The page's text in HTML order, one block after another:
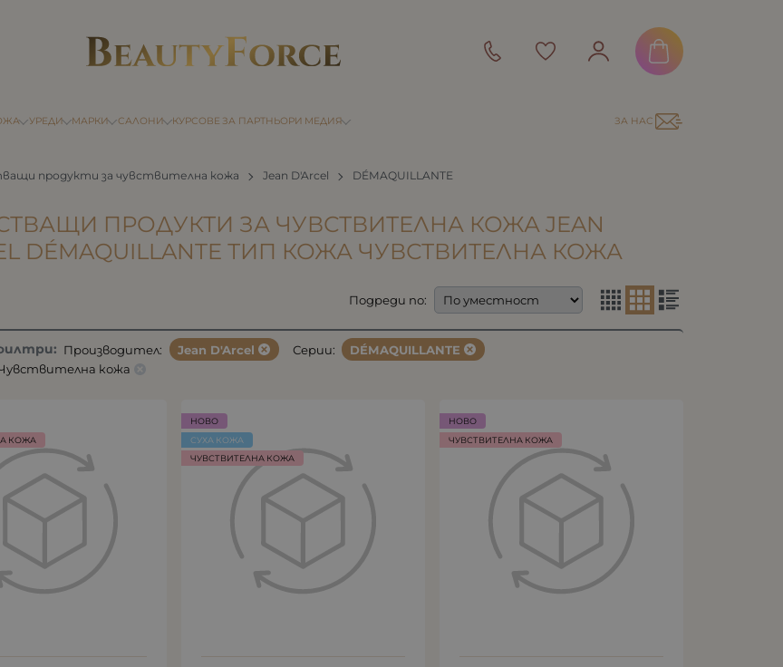
УРЕДИ МАРКИ САЛОНИ КУРСОВЕ ЗА ПАРТНЬОРИ МЕДИЯ ЗА НАС
продукти за чувствителна кожа Jean D'Arcel DÉMAQUILLANTE
ПРОДУКТИ ЗА ЧУВСТВИТЕЛНА КОЖА JEAN
DÉMAQUILLANTE ТИП КОЖА ЧУВСТВИТЕЛНА КОЖА
Подреди по:
Производител: Jean D'Arcel Серии:
DÉMAQUILLANTE
кожа
КОЖА
НОВО
СУХА КОЖА
ЧУВСТВИТЕЛНА КОЖА
НОВО
ЧУВСТВИТЕЛНА КОЖА